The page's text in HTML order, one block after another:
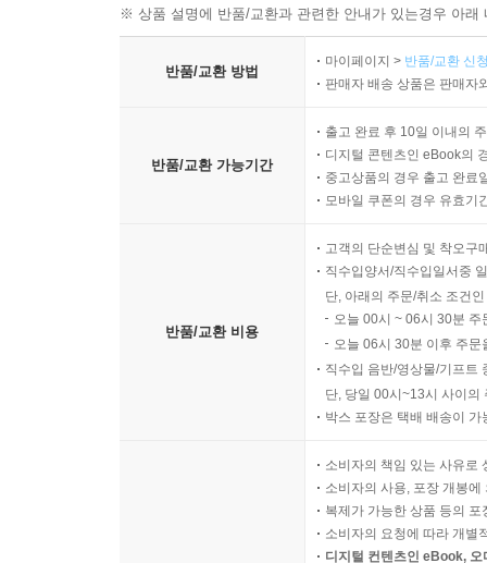
※ 상품 설명에 반품/교환과 관련한 안내가 있는경우 아
반품/교환 방법
마이페이지 > 반품/교환 신
판매자 배송 상품은 판매자
반품/교환 가능기간
출고 완료 후 10일 이내의
디지털 콘텐츠인 eBook의
중고상품의 경우 출고 완료
모바일 쿠폰의 경우 유효기
반품/교환 비용
고객의 단순변심 및 착오구
직수입양서/직수입일서중
단, 아래의 주문/취소 조건
오늘 00시 ~ 06시 30분
오늘 06시 30분 이후 주
직수입 음반/영상물/기프트
단, 당일 00시~13시 사이의
박스 포장은 택배 배송이
소비자의 책임 있는 사유로
소비자의 사용, 포장 개봉
복제가 가능한 상품 등의
소비자의 요청에 따라 개별
디지털 컨텐츠인 eBook,